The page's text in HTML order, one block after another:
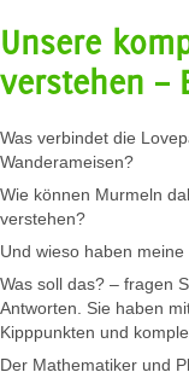
Unsere
verstehen –
Was verbindet die
Wanderameisen?
Wie können Murmeln
verstehen?
Und wieso haben
Was soll das? – fragen
Antworten. Sie haben
Kipppunkten und
Der Mathematiker und